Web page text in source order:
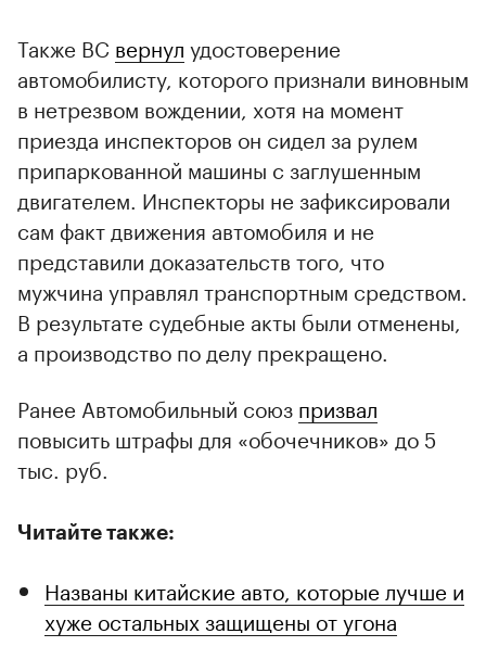
Также ВС вернул удостоверение
автомобилисту, которого признали виновным
в нетрезвом вождении, хотя на момент
приезда инспекторов он сидел за рулем
припаркованной машины с заглушенным
двигателем. Инспекторы не зафиксировали
сам факт движения автомобиля и не
представили доказательств того, что
мужчина управлял транспортным средством.
В результате судебные акты были отменены,
а производство по делу прекращено.
Ранее Автомобильный союз призвал
повысить штрафы для «обочечников» до 5
тыс. руб.
Читайте также:
Названы китайские авто, которые лучше и
хуже остальных защищены от угона